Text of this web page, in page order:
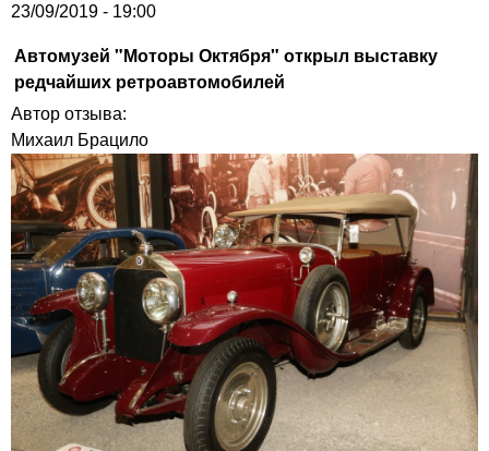
23/09/2019 - 19:00
Автомузей "Моторы Октября" открыл выставку
редчайших ретроавтомобилей
Автор отзыва:
Михаил Брацило